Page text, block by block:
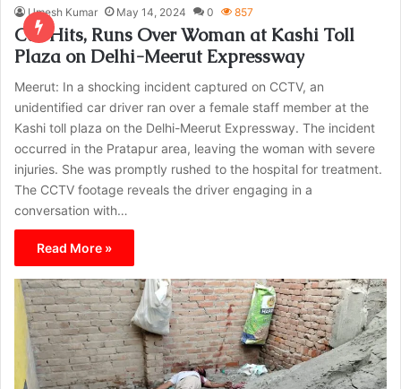
Umesh Kumar May 14, 2024 0 857
Car Hits, Runs Over Woman at Kashi Toll
Plaza on Delhi-Meerut Expressway
Meerut: In a shocking incident captured on CCTV, an
unidentified car driver ran over a female staff member at the
Kashi toll plaza on the Delhi-Meerut Expressway. The incident
occurred in the Pratapur area, leaving the woman with severe
injuries. She was promptly rushed to the hospital for treatment.
The CCTV footage reveals the driver engaging in a
conversation with…
Read More »